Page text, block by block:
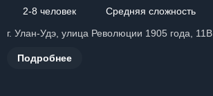
2-8 человек
Средняя сложность
г. Улан-Удэ, улица Революции 1905 года, 11В
Подробнее